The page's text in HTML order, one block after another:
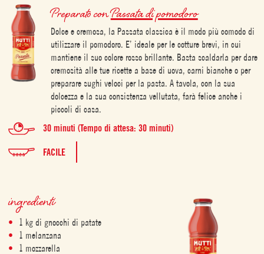
Preparato conPassata di pomodoro
Dolce e cremosa, la Passata classica è il modo più comodo di
utilizzare il pomodoro. E’ ideale per le cotture brevi, in cui
mantiene il suo colore rosso brillante. Basta scaldarla per dare
cremosità alle tue ricette a base di uova, carni bianche o per
preparare sughi veloci per la pasta. A tavola, con la sua
dolcezza e la sua consistenza vellutata, farà felice anche i
piccoli di casa.
30 minuti (Tempo di attesa: 30 minuti)
FACILE
ingredienti
1 kg di gnocchi di patate
1 melanzana
1 mozzarella